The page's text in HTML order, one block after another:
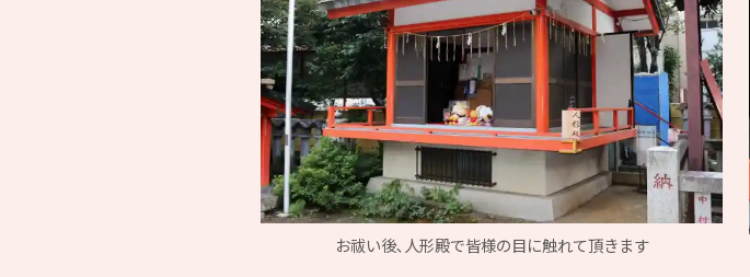
お祓い後､人形殿で皆様の目に触れて頂きます